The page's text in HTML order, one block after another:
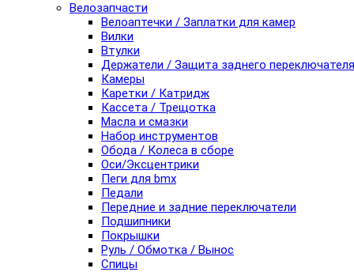
Велозапчасти
Велоаптечки / Заплатки для камер
Вилки
Втулки
Держатели / Защита заднего переключателя
Камеры
Каретки / Катридж
Кассета / Трещотка
Масла и смазки
Набор инструментов
Обода / Колеса в сборе
Оси/Эксцентрики
Пеги для bmx
Педали
Передние и задние переключатели
Подшипники
Покрышки
Руль / Обмотка / Вынос
Спицы